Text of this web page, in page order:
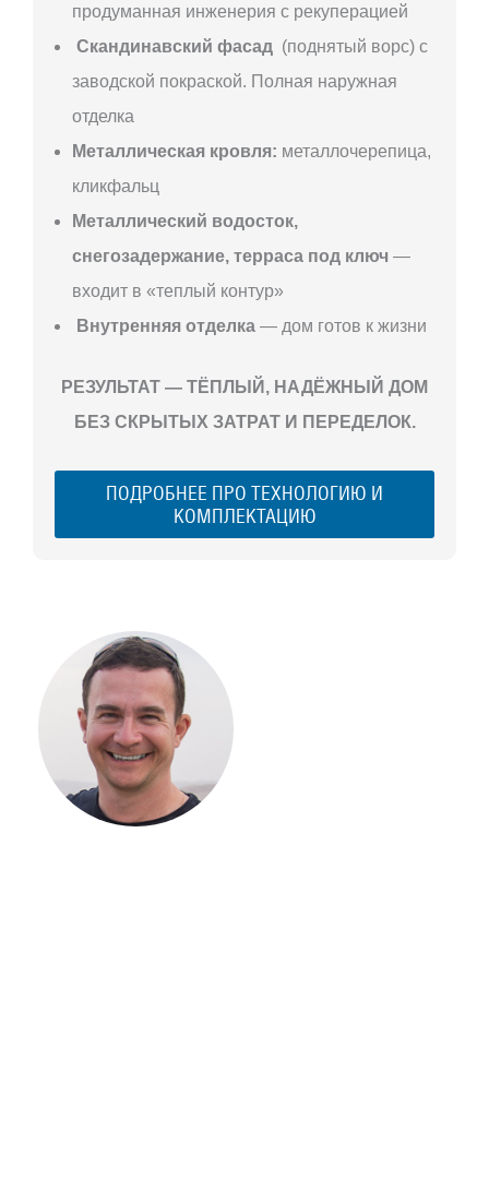
продуманная инженерия с рекуперацией
Скандинавский фасад (поднятый ворс) с
заводской покраской. Полная наружная
отделка
Металлическая кровля: металлочерепица,
кликфальц
Металлический водосток,
снегозадержание, терраса под ключ —
входит в «теплый контур»
Внутренняя отделка — дом готов к жизни
РЕЗУЛЬТАТ — ТЁПЛЫЙ, НАДЁЖНЫЙ ДОМ
БЕЗ СКРЫТЫХ ЗАТРАТ И ПЕРЕДЕЛОК.
ПОДРОБНЕЕ ПРО ТЕХНОЛОГИЮ И
КОМПЛЕКТАЦИЮ